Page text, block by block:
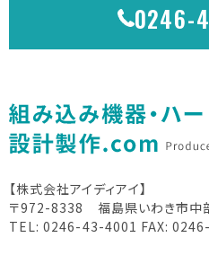
0246-
【株式会社アイディアイ】
〒972-8338 福島県いわき市中
TEL: 0246-43-4001 FAX: